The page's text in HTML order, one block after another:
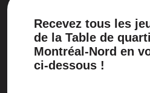
Recevez tous les
de la Table de
Montréal-Nord en
ci-dessous !